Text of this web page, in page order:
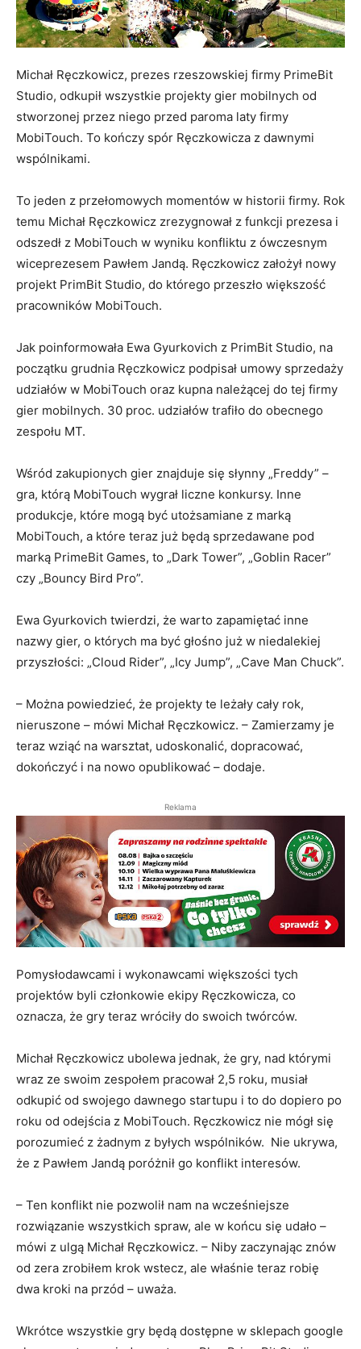
Michał Ręczkowicz, prezes rzeszowskiej firmy PrimeBit
Studio, odkupił wszystkie projekty gier mobilnych od
stworzonej przez niego przed paroma laty firmy
MobiTouch. To kończy spór Ręczkowicza z dawnymi
wspólnikami.
To jeden z przełomowych momentów w historii firmy. Rok
temu Michał Ręczkowicz zrezygnował z funkcji prezesa i
odszedł z MobiTouch w wyniku konfliktu z ówczesnym
wiceprezesem Pawłem Jandą. Ręczkowicz założył nowy
projekt PrimBit Studio, do którego przeszło większość
pracowników MobiTouch.
Jak poinformowała Ewa Gyurkovich z PrimBit Studio, na
początku grudnia Ręczkowicz podpisał umowy sprzedaży
udziałów w MobiTouch oraz kupna należącej do tej firmy
gier mobilnych. 30 proc. udziałów trafiło do obecnego
zespołu MT.
Wśród zakupionych gier znajduje się słynny „Freddy” –
gra, którą MobiTouch wygrał liczne konkursy. Inne
produkcje, które mogą być utożsamiane z marką
MobiTouch, a które teraz już będą sprzedawane pod
marką PrimeBit Games, to „Dark Tower”, „Goblin Racer”
czy „Bouncy Bird Pro”.
Ewa Gyurkovich twierdzi, że warto zapamiętać inne
nazwy gier, o których ma być głośno już w niedalekiej
przyszłości: „Cloud Rider”, „Icy Jump”, „Cave Man Chuck”.
– Można powiedzieć, że projekty te leżały cały rok,
nieruszone – mówi Michał Ręczkowicz. – Zamierzamy je
teraz wziąć na warsztat, udoskonalić, dopracować,
dokończyć i na nowo opublikować – dodaje.
Reklama
Pomysłodawcami i wykonawcami większości tych
projektów byli członkowie ekipy Ręczkowicza, co
oznacza, że gry teraz wróciły do swoich twórców.
Michał Ręczkowicz ubolewa jednak, że gry, nad którymi
wraz ze swoim zespołem pracował 2,5 roku, musiał
odkupić od swojego dawnego startupu i to do dopiero po
roku od odejścia z MobiTouch. Ręczkowicz nie mógł się
porozumieć z żadnym z byłych wspólników. Nie ukrywa,
że z Pawłem Jandą poróżnił go konflikt interesów.
– Ten konflikt nie pozwolił nam na wcześniejsze
rozwiązanie wszystkich spraw, ale w końcu się udało –
mówi z ulgą Michał Ręczkowicz. – Niby zaczynając znów
od zera zrobiłem krok wstecz, ale właśnie teraz robię
dwa kroki na przód – uważa.
Wkrótce wszystkie gry będą dostępne w sklepach google